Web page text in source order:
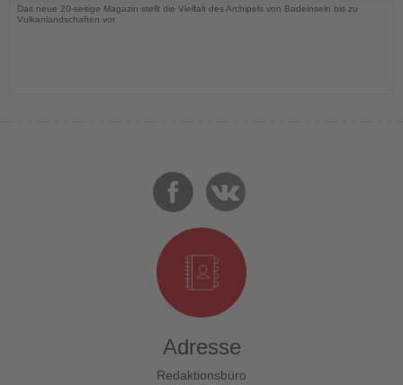
Das neue 20-seitige Magazin stellt die Vielfalt des Archipels von Badeinseln bis zu
Vulkanlandschaften vor
Adresse
Redaktionsbüro